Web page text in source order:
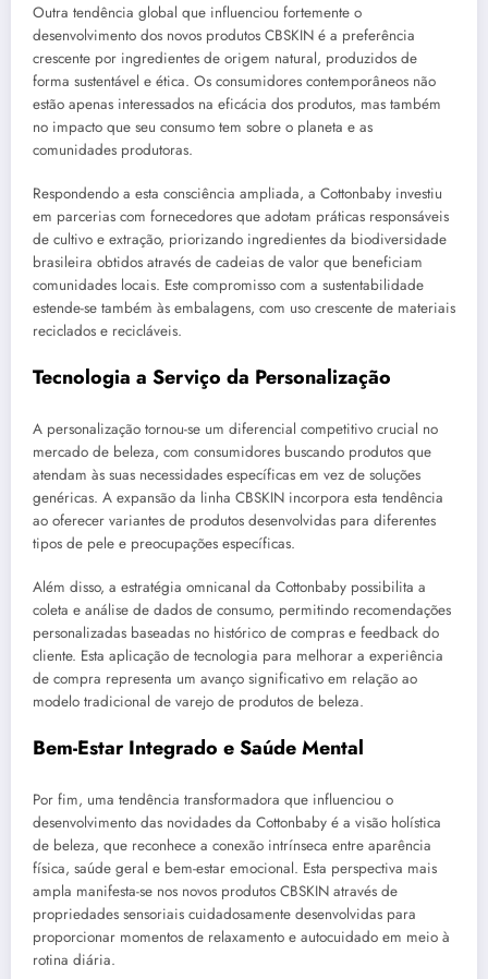
Outra tendência global que influenciou fortemente o
desenvolvimento dos novos produtos CBSKIN é a preferência
crescente por ingredientes de origem natural, produzidos de
forma sustentável e ética. Os consumidores contemporâneos não
estão apenas interessados na eficácia dos produtos, mas também
no impacto que seu consumo tem sobre o planeta e as
comunidades produtoras.
Respondendo a esta consciência ampliada, a Cottonbaby investiu
em parcerias com fornecedores que adotam práticas responsáveis
de cultivo e extração, priorizando ingredientes da biodiversidade
brasileira obtidos através de cadeias de valor que beneficiam
comunidades locais. Este compromisso com a sustentabilidade
estende-se também às embalagens, com uso crescente de materiais
reciclados e recicláveis.
Tecnologia a Serviço da Personalização
A personalização tornou-se um diferencial competitivo crucial no
mercado de beleza, com consumidores buscando produtos que
atendam às suas necessidades específicas em vez de soluções
genéricas. A expansão da linha CBSKIN incorpora esta tendência
ao oferecer variantes de produtos desenvolvidas para diferentes
tipos de pele e preocupações específicas.
Além disso, a estratégia omnicanal da Cottonbaby possibilita a
coleta e análise de dados de consumo, permitindo recomendações
personalizadas baseadas no histórico de compras e feedback do
cliente. Esta aplicação de tecnologia para melhorar a experiência
de compra representa um avanço significativo em relação ao
modelo tradicional de varejo de produtos de beleza.
Bem-Estar Integrado e Saúde Mental
Por fim, uma tendência transformadora que influenciou o
desenvolvimento das novidades da Cottonbaby é a visão holística
de beleza, que reconhece a conexão intrínseca entre aparência
física, saúde geral e bem-estar emocional. Esta perspectiva mais
ampla manifesta-se nos novos produtos CBSKIN através de
propriedades sensoriais cuidadosamente desenvolvidas para
proporcionar momentos de relaxamento e autocuidado em meio à
rotina diária.